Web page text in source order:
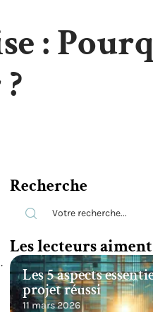
:
Recherche
Les lecteurs aiment
Les 5 aspects
projet réussi
11 mars 2026